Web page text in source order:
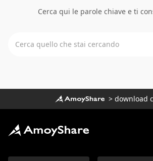
Cerca qui le parole chiave e ti
Cerca quello che stai cercando
> download